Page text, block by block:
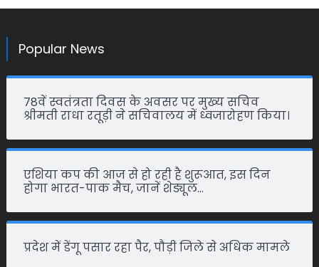
Popular News
78वें स्वतंत्रता दिवस के अवसर पर मुख्य सचिव
श्रीमती राधा रतूड़ी ने सचिवालय में ध्वजारोहण किया।
एशिया कप की आज से हो रही है शुरूआत, इस दिन
होगा भारत-पाक मैच, जानें शेड्यूल…
प्रदेश में डेंगू पसार रहा पैर, पौड़ी जिले से अधिक मामले